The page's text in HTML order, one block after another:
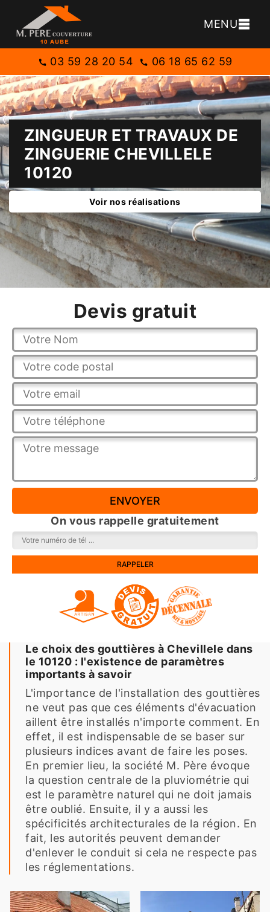
MENU
03 59 28 20 54 06 18 65 62 59
ZINGUEUR ET TRAVAUX DE
ZINGUERIE CHEVILLELE
10120
Voir nos réalisations
Devis gratuit
On vous rappelle gratuitement
Le choix des gouttières à Chevillele dans
le 10120 : l'existence de paramètres
importants à savoir
L'importance de l'installation des gouttières
ne veut pas que ces éléments d'évacuation
aillent être installés n'importe comment. En
effet, il est indispensable de se baser sur
plusieurs indices avant de faire les poses.
En premier lieu, la société M. Père évoque
la question centrale de la pluviométrie qui
est le paramètre naturel qui ne doit jamais
être oublié. Ensuite, il y a aussi les
spécificités architecturales de la région. En
fait, les autorités peuvent demander
d'enlever le conduit si cela ne respecte pas
les réglementations.